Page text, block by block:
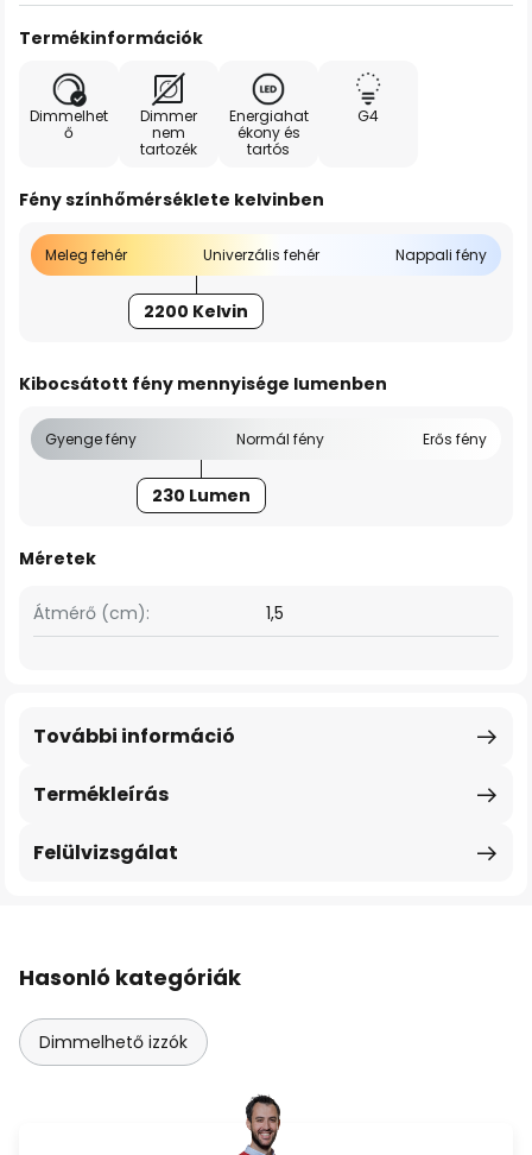
Termékinformációk
Dimmelhet
ő
Dimmer
nem
tartozék
Energiahat
ékony és
tartós
G4
Fény színhőmérséklete kelvinben
Meleg fehér Univerzális fehér Nappali fény
2200 Kelvin
Kibocsátott fény mennyisége lumenben
Gyenge fény Normál fény Erős fény
230 Lumen
Méretek
Átmérő (cm): 1,5
Termékleírás
További információ
Felülvizsgálat
Hasonló kategóriák
Dimmelhető izzók